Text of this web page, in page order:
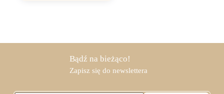
Bądź na bieżąco!
Zapisz się do newslettera